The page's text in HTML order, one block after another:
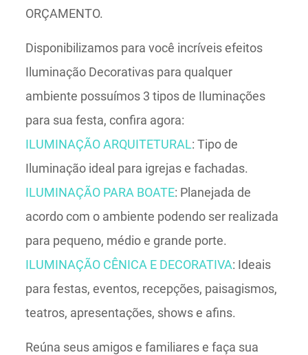
ORÇAMENTO.
Disponibilizamos para você incríveis efeitos
Iluminação Decorativas para qualquer
ambiente possuímos 3 tipos de Iluminações
para sua festa, confira agora:
ILUMINAÇÃO ARQUITETURAL: Tipo de
Iluminação ideal para igrejas e fachadas.
ILUMINAÇÃO PARA BOATE: Planejada de
acordo com o ambiente podendo ser realizada
para pequeno, médio e grande porte.
ILUMINAÇÃO CÊNICA E DECORATIVA: Ideais
para festas, eventos, recepções, paisagismos,
teatros, apresentações, shows e afins.
Reúna seus amigos e familiares e faça sua